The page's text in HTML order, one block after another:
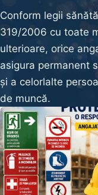
Conform legii
319/2006 cu toate
ulterioare, orice
asigura permanent
și a celorlalte
de muncă.